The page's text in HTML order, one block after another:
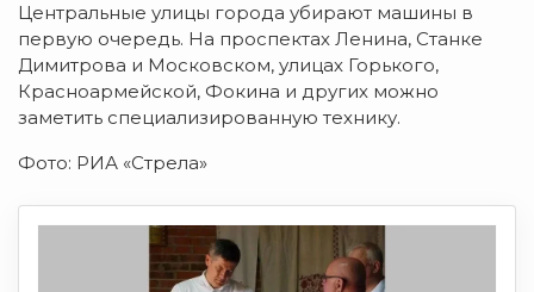
Центральные улицы города убирают машины в
первую очередь. На проспектах Ленина, Станке
Димитрова и Московском, улицах Горького,
Красноармейской, Фокина и других можно
заметить специализированную технику.
Фото: РИА «Стрела»